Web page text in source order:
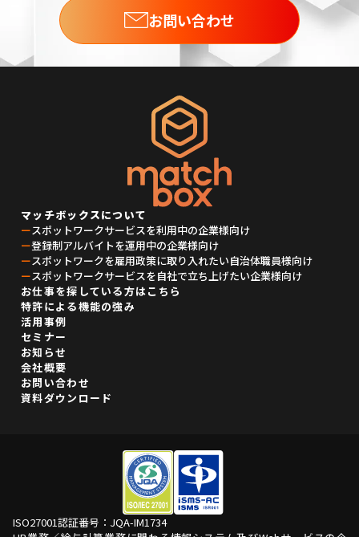
お問い合わせ
マッチボックスについて
ースポットワークサービスを利用中の企業様向け
ー登録制アルバイトを運用中の企業様向け
ースポットワークを雇用政策に取り入れたい自治体職員様向け
ースポットワークサービスを自社で立ち上げたい企業様向け
お仕事を探している方はこちら
特許による機能の強み
活用事例
セミナー
お知らせ
会社概要
お問い合わせ
資料ダウンロード
ISO27001認証番号：JQA-IM1734